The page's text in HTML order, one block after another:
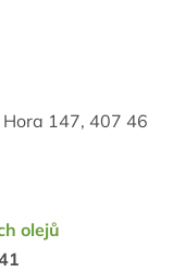
Hora 147, 407 46
olejů